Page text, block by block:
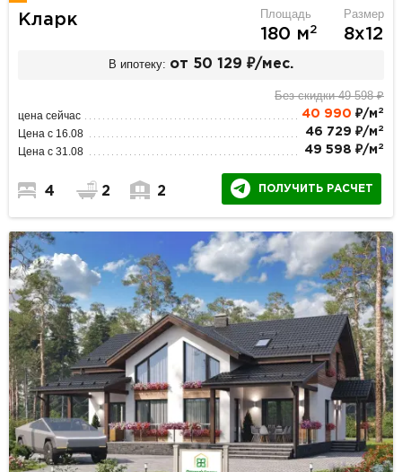
Кларк Площадь
180 м2
Размер
8х12
В ипотеку: от 50 129 ₽/мес.
Без скидки 49 598 ₽
цена сейчас 40 990 ₽/м 2
Цена с 16.08 46 729 ₽/м 2
Цена с 31.08 49 598 ₽/м 2
4 2 2 ПОЛУЧИТЬ РАСЧЕТ